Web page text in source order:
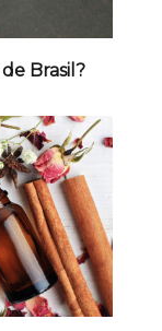
Brasil?